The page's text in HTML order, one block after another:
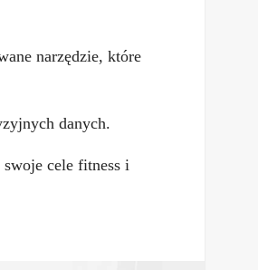
narzędzie, które
danych.
cele fitness i